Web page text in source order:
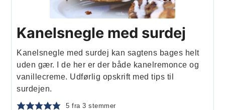
Kanelsnegle med surdej
Kanelsnegle med surdej kan sagtens bages helt
uden gær. I de her er der både kanelremonce og
vanillecreme. Udførlig opskrift med tips til
surdejen.
5 fra3 stemmer